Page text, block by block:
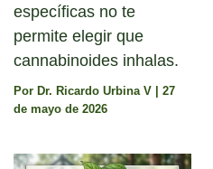
específicas no te
permite elegir que
cannabinoides inhalas.
Por Dr. Ricardo Urbina V
27
de mayo de 2026